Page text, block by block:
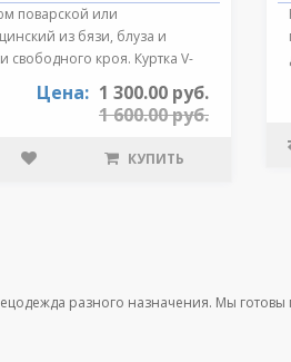
поварской или
из бязи, блуза и
свободного кроя. Куртка V-
Цена: 1 300.00 руб.
1 600.00 руб.
КУПИТЬ
разного назначения. Мы